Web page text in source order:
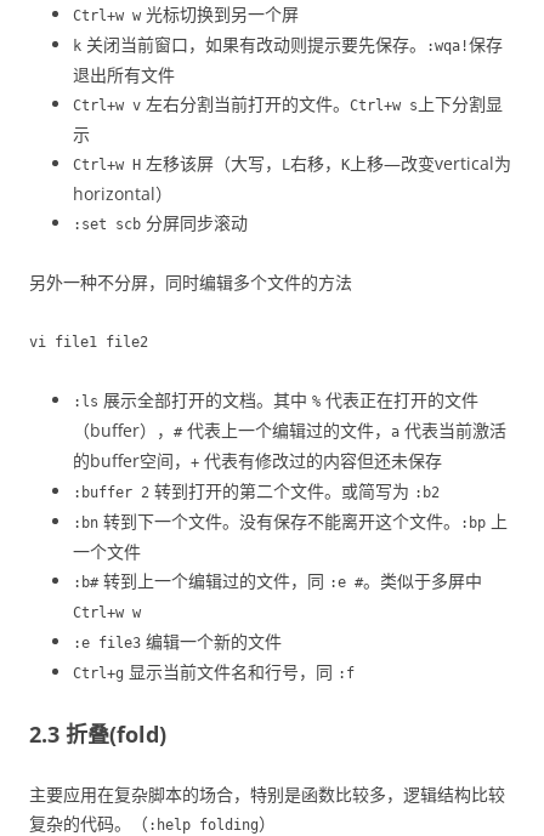
Ctrl+w w 光标切换到另一个屏
k 关闭当前窗口，如果有改动则提示要先保存。 :wqa!保存
退出所有文件
Ctrl+w v 左右分割当前打开的文件。 Ctrl+w s 上下分割显
示
Ctrl+w H 左移该屏（大写， L 右移， K 上移—改变vertical为
horizontal）
:set scb 分屏同步滚动
另外一种不分屏，同时编辑多个文件的方法
vi file1 file2
:ls 展示全部打开的文档。其中 % 代表正在打开的文件
（buffer），
#代表上一个编辑过的文件， a 代表当前激活
的buffer空间，
+ 代表有修改过的内容但还未保存
:buffer 2 转到打开的第二个文件。或简写为 :b2
:bn 转到下一个文件。没有保存不能离开这个文件。 :bp
上
一个文件
:b#转到上一个编辑过的文件，同 :e #。类似于多屏中
Ctrl+w w
:e file3 编辑一个新的文件
Ctrl+g 显示当前文件名和行号，同 :f
2.3 折叠(fold)
主要应用在复杂脚本的场合，特别是函数比较多，逻辑结构比较
复杂的代码。（ :help folding）